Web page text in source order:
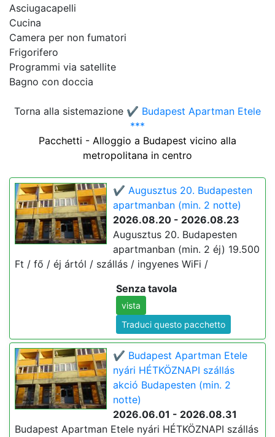
Asciugacapelli
Cucina
Camera per non fumatori
Frigorifero
Programmi via satellite
Bagno con doccia
Torna alla sistemazione ✔️ Budapest Apartman Etele
***
Pacchetti - Alloggio a Budapest vicino alla
metropolitana in centro
✔️ Augusztus 20. Budapesten
apartmanban (min. 2 notte)
2026.08.20 - 2026.08.23
Augusztus 20. Budapesten
apartmanban (min. 2 éj) 19.500
Ft / fő / éj ártól / szállás / ingyenes WiFi /
Senza tavola
vista
Traduci questo pacchetto
✔️ Budapest Apartman Etele
nyári HÉTKÖZNAPI szállás
akció Budapesten (min. 2
notte)
2026.06.01 - 2026.08.31
Budapest Apartman Etele nyári HÉTKÖZNAPI szállás